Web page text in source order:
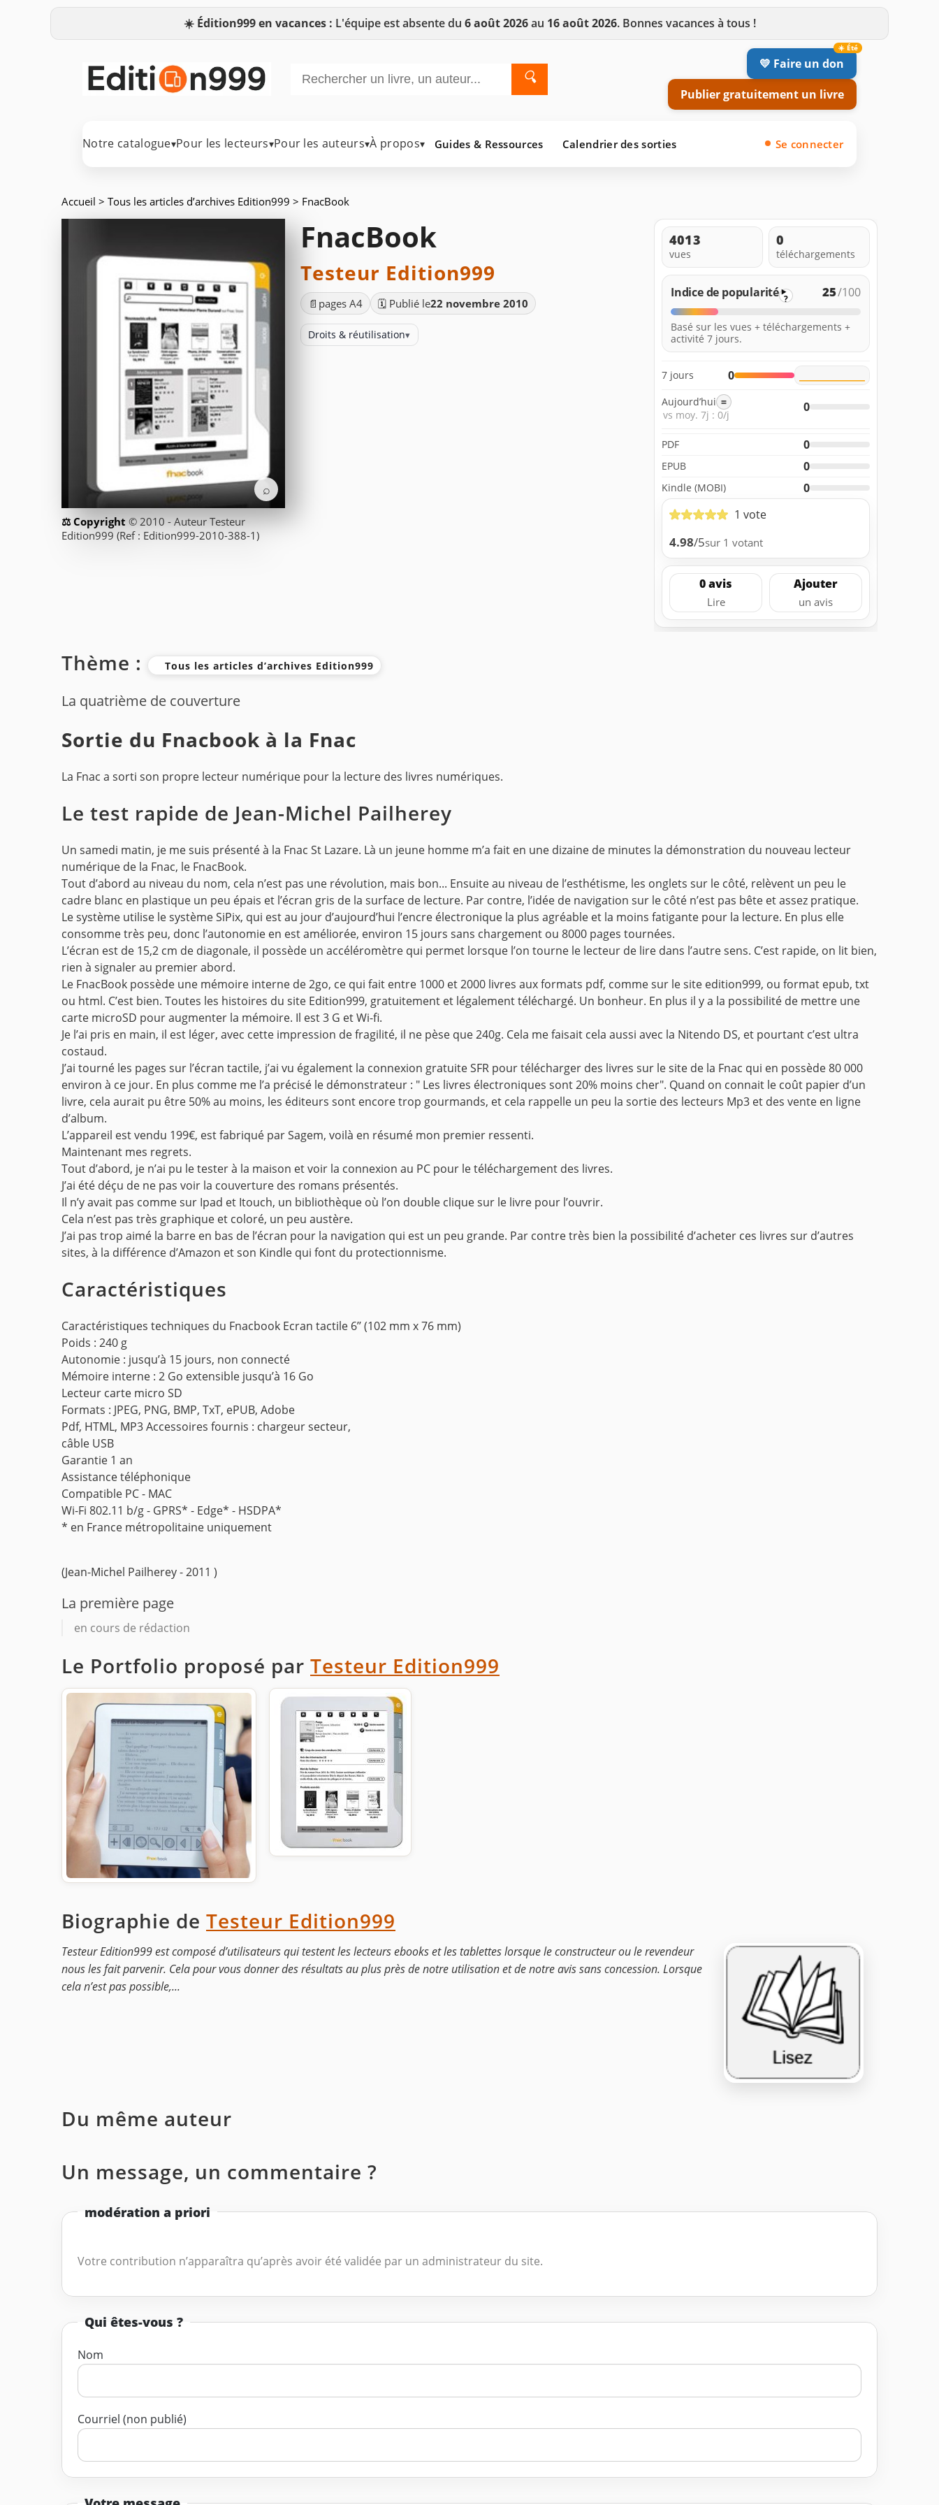
☀️ Édition999 en vacances : L'équipe est absente du 6 août 2026au 16 août 2026. Bonnes vacances à tous !
🔍
💛 Faire un don
Publier gratuitement un livre
Notre catalogue▾Pour les lecteurs▾Pour les auteurs▾À propos▾ Guides & Ressources Calendrier des sorties Se connecter
Accueil > Tous les articles d’archives Edition999 > FnacBook
⌕
© 2010 - Auteur Testeur
Edition999 (Ref : Edition999-2010-388-1)
FnacBook
Testeur Edition999
📄 pages A4 🗓️ Publié le22 novembre 2010
Droits & réutilisation▾
4013
vues
0
téléchargements
Indice de popularité ? 25/100
Basé sur les vues + téléchargements +
activité 7 jours.
7 jours 0
Aujourd’hui =
vs moy. 7j : 0/j
0
PDF 0
EPUB 0
Kindle (MOBI)
0
1 vote
4.98/5sur 1 votant
0 avis
Lire
Ajouter
un avis
Thème : Tous les articles d’archives Edition999
La quatrième de couverture
Sortie du Fnacbook à la Fnac
La Fnac a sorti son propre lecteur numérique pour la lecture des livres numériques.
Le test rapide de Jean-Michel Pailherey
Un samedi matin, je me suis présenté à la Fnac St Lazare. Là un jeune homme m’a fait en une dizaine de minutes la démonstration du nouveau lecteur
numérique de la Fnac, le FnacBook.
Tout d’abord au niveau du nom, cela n’est pas une révolution, mais bon... Ensuite au niveau de l’esthétisme, les onglets sur le côté, relèvent un peu le
cadre blanc en plastique un peu épais et l’écran gris de la surface de lecture. Par contre, l’idée de navigation sur le côté n’est pas bête et assez pratique.
Le système utilise le système SiPix, qui est au jour d’aujourd’hui l’encre électronique la plus agréable et la moins fatigante pour la lecture. En plus elle
consomme très peu, donc l’autonomie en est améliorée, environ 15 jours sans chargement ou 8000 pages tournées.
L’écran est de 15,2 cm de diagonale, il possède un accéléromètre qui permet lorsque l’on tourne le lecteur de lire dans l’autre sens. C’est rapide, on lit bien,
rien à signaler au premier abord.
Le FnacBook possède une mémoire interne de 2go, ce qui fait entre 1000 et 2000 livres aux formats pdf, comme sur le site edition999, ou format epub, txt
ou html. C’est bien. Toutes les histoires du site Edition999, gratuitement et légalement téléchargé. Un bonheur. En plus il y a la possibilité de mettre une
carte microSD pour augmenter la mémoire. Il est 3 G et Wi-fi.
Je l’ai pris en main, il est léger, avec cette impression de fragilité, il ne pèse que 240g. Cela me faisait cela aussi avec la Nitendo DS, et pourtant c’est ultra
costaud.
J’ai tourné les pages sur l’écran tactile, j’ai vu également la connexion gratuite SFR pour télécharger des livres sur le site de la Fnac qui en possède 80 000
environ à ce jour. En plus comme me l’a précisé le démonstrateur : " Les livres électroniques sont 20% moins cher". Quand on connait le coût papier d’un
livre, cela aurait pu être 50% au moins, les éditeurs sont encore trop gourmands, et cela rappelle un peu la sortie des lecteurs Mp3 et des vente en ligne
d’album.
L’appareil est vendu 199€, est fabriqué par Sagem, voilà en résumé mon premier ressenti.
Maintenant mes regrets.
Tout d’abord, je n’ai pu le tester à la maison et voir la connexion au PC pour le téléchargement des livres.
J’ai été déçu de ne pas voir la couverture des romans présentés.
Il n’y avait pas comme sur Ipad et Itouch, un bibliothèque où l’on double clique sur le livre pour l’ouvrir.
Cela n’est pas très graphique et coloré, un peu austère.
J’ai pas trop aimé la barre en bas de l’écran pour la navigation qui est un peu grande. Par contre très bien la possibilité d’acheter ces livres sur d’autres
sites, à la différence d’Amazon et son Kindle qui font du protectionnisme.
Caractéristiques
Caractéristiques techniques du Fnacbook Ecran tactile 6’’ (102 mm x 76 mm)
Poids : 240 g
Autonomie : jusqu’à 15 jours, non connecté
Mémoire interne : 2 Go extensible jusqu’à 16 Go
Lecteur carte micro SD
Formats : JPEG, PNG, BMP, TxT, ePUB, Adobe
Pdf, HTML, MP3 Accessoires fournis : chargeur secteur,
câble USB
Garantie 1 an
Assistance téléphonique
Compatible PC - MAC
Wi-Fi 802.11 b/g - GPRS* - Edge* - HSDPA*
* en France métropolitaine uniquement
(Jean-Michel Pailherey - 2011 )
La première page
en cours de rédaction
Le Portfolio proposé par Testeur Edition999
Biographie de Testeur Edition999
Testeur Edition999 est composé d’utilisateurs qui testent les lecteurs ebooks et les tablettes lorsque le constructeur ou le revendeur
nous les fait parvenir. Cela pour vous donner des résultats au plus près de notre utilisation et de notre avis sans concession. Lorsque
cela n’est pas possible,...
Du même auteur
Un message, un commentaire ?
modération a priori
Votre contribution n’apparaîtra qu’après avoir été validée par un administrateur du site.
Qui êtes-vous ?
Nom
Courriel (non publié)